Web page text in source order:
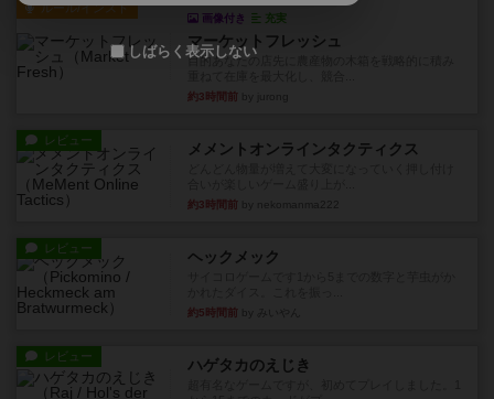
ルール/インスト
画像付き 充実
マーケットフレッシュ
目的あなたの店先に農産物の木箱を戦略的に積み
約3時間前
レビュー メメントオンラインタクティクス
約3時間前
レビュー ヘックメック
約5時間前
レビュー ハゲタカのえじき
しばらく表示しない